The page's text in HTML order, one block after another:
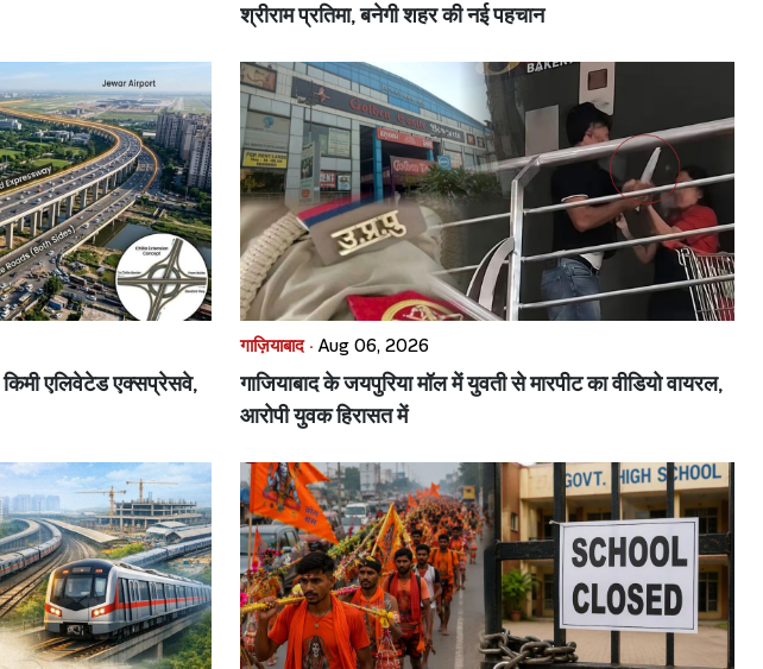
किमी एलिवेटेड एक्सप्रेसवे,
श्रीराम प्रतिमा, बनेगी शहर की नई पहचान
गाज़ियाबाद · Aug 06, 2026
गाजियाबाद के जयपुरिया मॉल में युवती से मारपीट का वीडियो वायरल,
आरोपी युवक हिरासत में